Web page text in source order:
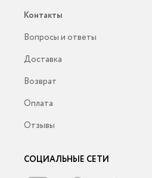
Контакты
Вопросы и ответы
Доставка
Возврат
Оплата
Отзывы
СОЦИАЛЬНЫЕ СЕТИ